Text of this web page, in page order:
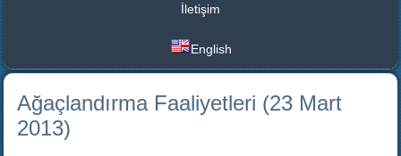
İletişim
English
Ağaçlandırma Faaliyetleri (23 Mart
2013)